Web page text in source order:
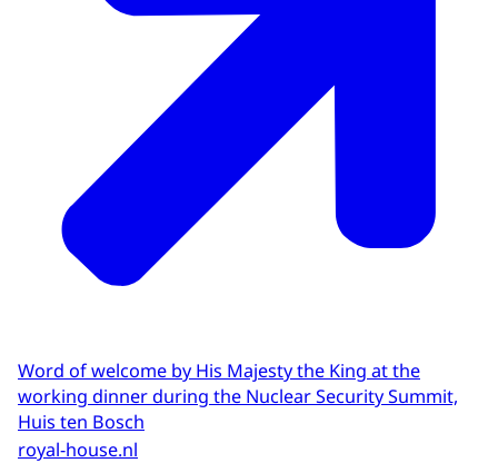
Word of welcome by His Majesty the King at the
working dinner during the Nuclear Security Summit,
Huis ten Bosch
royal-house.nl